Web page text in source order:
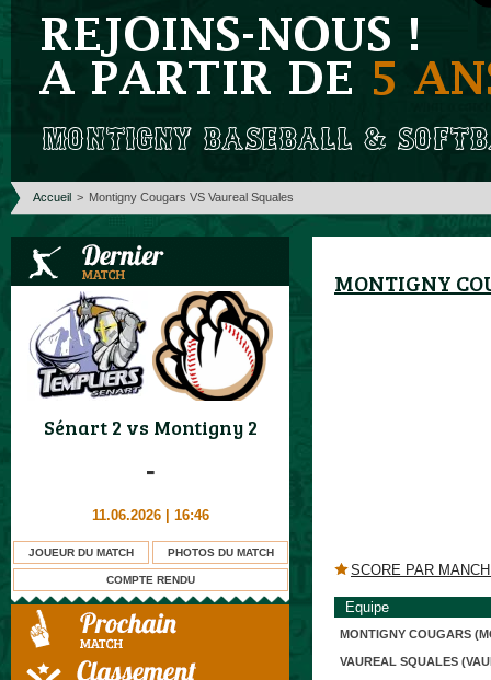
Accueil > Montigny Cougars VS Vaureal Squales
Sénart 2 vs Montigny 2
-
11.06.2026 | 16:46
JOUEUR DU MATCH PHOTOS DU MATCH
COMPTE RENDU
MONTIGNY
SCORE PAR
Equipe
MONTIGNY COUGARS
VAUREAL SQUALES